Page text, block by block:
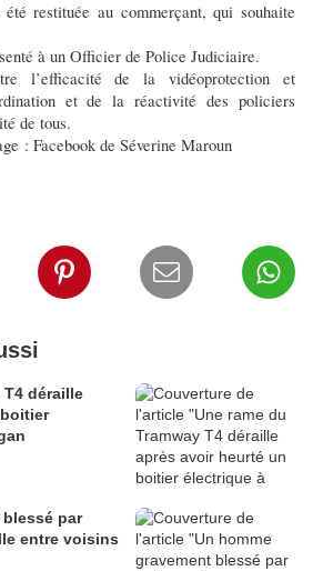
restituée au commerçant, qui souhaite
à un Officier de Police Judiciaire.
l’efficacité de la vidéoprotection et
et de la réactivité des policiers
de tous.
: Facebook de Séverine Maroun
T4 déraille
blessé par
entre voisins